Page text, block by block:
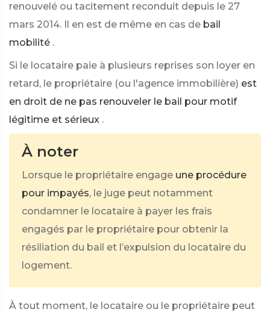
renouvelé ou tacitement reconduit depuis le 27
mars 2014. Il en est de même en cas de bail
mobilité .
Si le locataire paie à plusieurs reprises son loyer en
retard, le propriétaire (ou l'agence immobilière) est
en droit de ne pas renouveler le bail pour motif
légitime et sérieux .
À noter
Lorsque le propriétaire engage ​​ une procédure
pour impayés​​, le juge peut notamment
condamner le locataire à payer les frais
engagés par le propriétaire pour obtenir la
résiliation du bail et l’expulsion du locataire du
logement.​
À tout moment, le locataire ou le propriétaire peut